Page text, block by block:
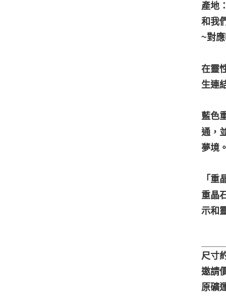
產地
和我
~對
在靈
生連
藍色
通，
夢境
「
重晶
示和
尺寸
邀請
原礦